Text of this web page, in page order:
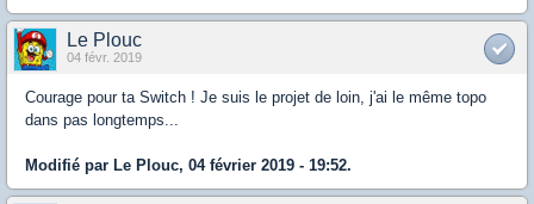
Le Plouc
04 févr. 2019
Courage pour ta Switch ! Je suis le projet de loin, j'ai le même topo
dans pas longtemps...
Modifié par Le Plouc, 04 février 2019 - 19:52.